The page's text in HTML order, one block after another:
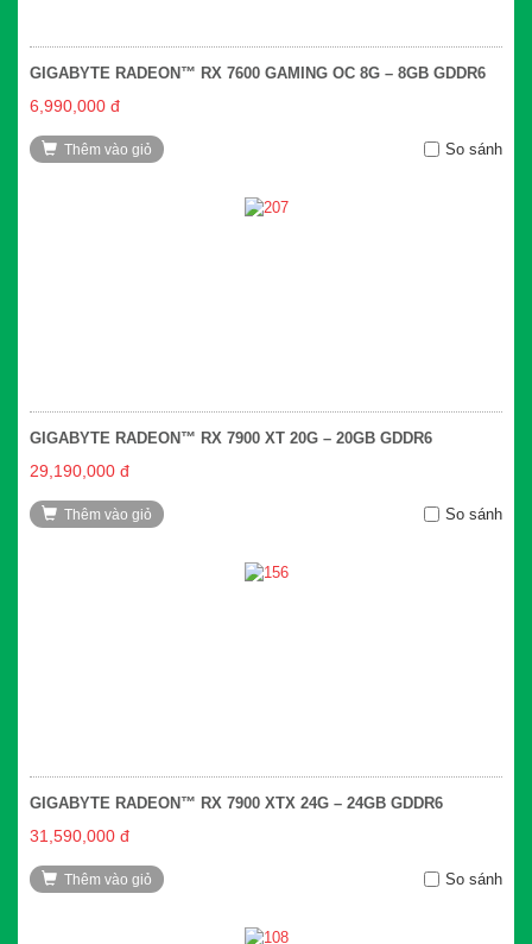
GIGABYTE RADEON™ RX 7600 GAMING OC 8G – 8GB GDDR6
6,990,000 đ
Thêm vào giỏ So sánh
GIGABYTE RADEON™ RX 7900 XT 20G – 20GB GDDR6
29,190,000 đ
Thêm vào giỏ So sánh
GIGABYTE RADEON™ RX 7900 XTX 24G – 24GB GDDR6
31,590,000 đ
Thêm vào giỏ So sánh